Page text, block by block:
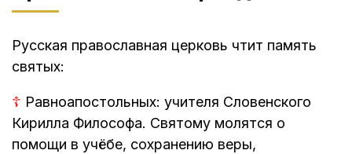
Русская православная церковь чтит память
святых:
☦ Равноапостольных: учителя Словенского
Кирилла Философа. Святому молятся о
помощи в учёбе, сохранению веры,